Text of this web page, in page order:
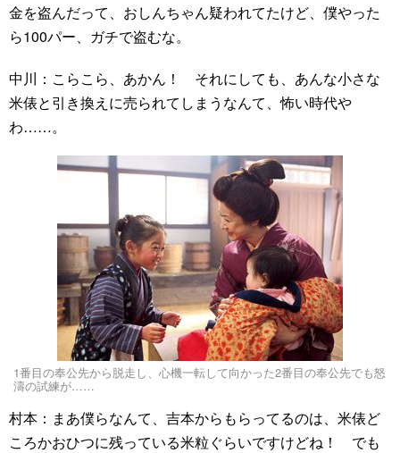
金を盗んだって、おしんちゃん疑われてたけど、僕やった
ら100パー、ガチで盗むな。
中川：こらこら、あかん！ それにしても、あんな小さな
米俵と引き換えに売られてしまうなんて、怖い時代や
わ……。
1番目の奉公先から脱走し、心機一転して向かった2番目の奉公先でも怒
濤の試練が……
村本：まあ僕らなんて、吉本からもらってるのは、米俵ど
ころかおひつに残っている米粒ぐらいですけどね！ でも